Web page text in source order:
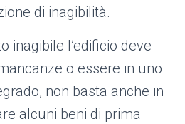
di inagibilità.
inagibile l’edificio deve
o essere in uno
non basta anche in
alcuni beni di prima